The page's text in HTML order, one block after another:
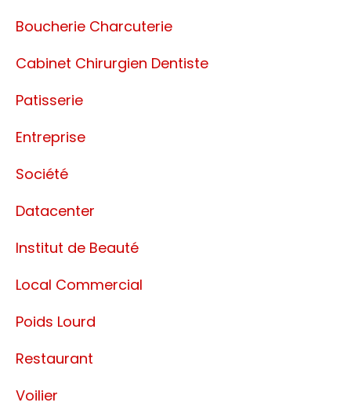
Boucherie Charcuterie
Cabinet Chirurgien Dentiste
Patisserie
Entreprise
Société
Datacenter
Institut de Beauté
Local Commercial
Poids Lourd
Restaurant
Voilier